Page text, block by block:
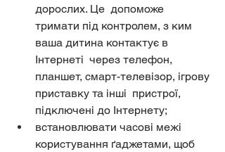
дорослих. Це  допоможе
тримати під контролем, з ким
ваша дитина контактує в
Інтернеті  через телефон,
планшет, смарт-телевізор, ігрову
приставку та інші  пристрої,
підключені до Інтернету;
встановлювати часові межі
користування ґаджетами, щоб